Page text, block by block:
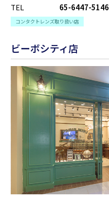
TEL
65-6447-5146
コンタクトレンズ取り扱い店
ビーボシティ店